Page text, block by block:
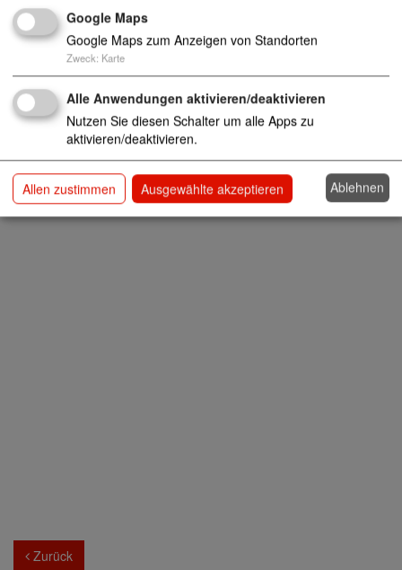
n nach § 41 SGB XI
Anzahl Plätze: 12
Zurück
Google Maps
Google Maps zum Anzeigen von Standorten
Zweck: Karte
Alle Anwendungen aktivieren/deaktivieren
Nutzen Sie diesen Schalter um alle Apps zu
aktivieren/deaktivieren.
Allen zustimmen Ausgewählte akzeptieren Ablehnen